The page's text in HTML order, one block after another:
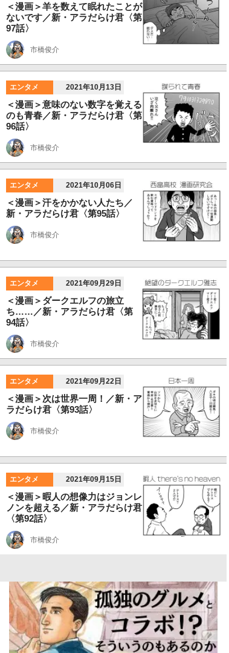
＜漫画＞羊を数えて眠れたことが
ないです／新・アラだらけ君〈第
97話〉
市橋俊介
エンタメ 2021年10月13日
＜漫画＞意味のない数字を覚える
のも青春／新・アラだらけ君〈第
96話〉
市橋俊介
エンタメ 2021年10月06日
＜漫画＞汗をかかない人たち／
新・アラだらけ君〈第95話〉
市橋俊介
エンタメ 2021年09月29日
＜漫画＞ダークエルフの旅立
ち……／新・アラだらけ君〈第
94話〉
市橋俊介
エンタメ 2021年09月22日
＜漫画＞次は世界一周！／新・ア
ラだらけ君〈第93話〉
市橋俊介
エンタメ 2021年09月15日
＜漫画＞暇人の想像力はジョンレ
ノンを超える／新・アラだらけ君
〈第92話〉
市橋俊介